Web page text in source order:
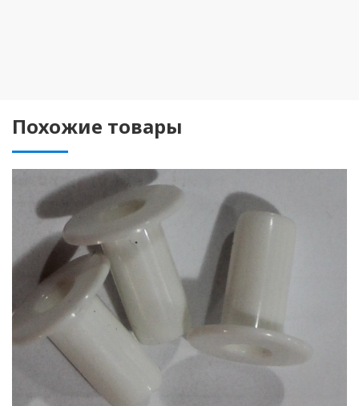
Похожие товары